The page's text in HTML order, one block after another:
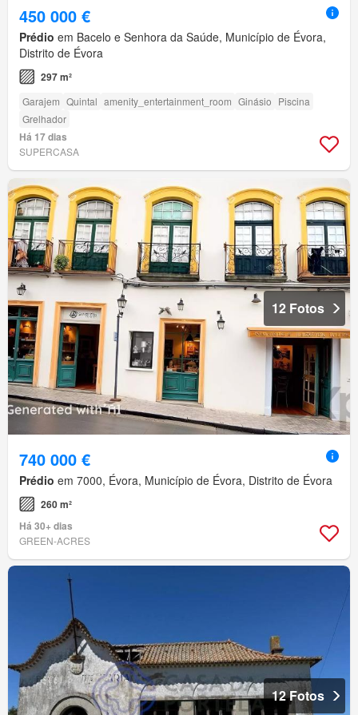
450 000 €
Prédio em Bacelo e Senhora da Saúde, Município de Évora,
Distrito de Évora
297 m²
Garajem Quintal amenity_entertainment_room Ginásio Piscina
Grelhador
Há 17 dias
SUPERCASA
12 Fotos
740 000 €
Prédio em 7000, Évora, Município de Évora, Distrito de Évora
260 m²
Há 30+ dias
GREEN-ACRES
12 Fotos